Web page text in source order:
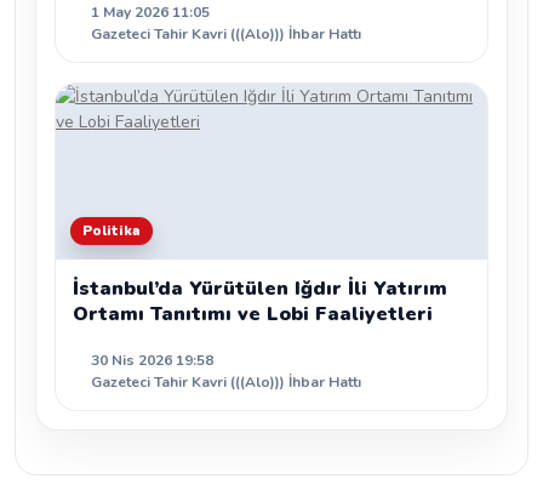
1 May 2026 11:05
Gazeteci Tahir Kavri (((Alo))) İhbar Hattı
Politika
İstanbul’da Yürütülen Iğdır İli Yatırım
Ortamı Tanıtımı ve Lobi Faaliyetleri
30 Nis 2026 19:58
Gazeteci Tahir Kavri (((Alo))) İhbar Hattı